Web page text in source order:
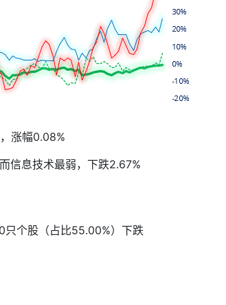
，涨幅0.08%
信息技术最弱，下跌2.67%
只个股（占比55.00%）下跌